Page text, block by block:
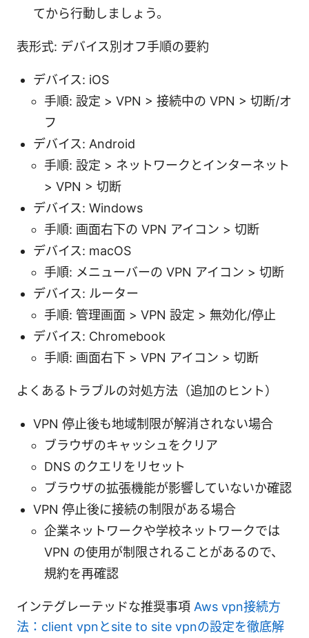
てから行動しましょう。
表形式: デバイス別オフ手順の要約
デバイス: iOS
手順: 設定 > VPN > 接続中の VPN > 切断/オ
フ
デバイス: Android
手順: 設定 > ネットワークとインターネット
> VPN > 切断
デバイス: Windows
手順: 画面右下の VPN アイコン > 切断
デバイス: macOS
手順: メニューバーの VPN アイコン > 切断
デバイス: ルーター
手順: 管理画面 > VPN 設定 > 無効化/停止
デバイス: Chromebook
手順: 画面右下 > VPN アイコン > 切断
よくあるトラブルの対処方法（追加のヒント）
VPN 停止後も地域制限が解消されない場合
ブラウザのキャッシュをクリア
DNS のクエリをリセット
ブラウザの拡張機能が影響していないか確認
VPN 停止後に接続の制限がある場合
企業ネットワークや学校ネットワークでは
VPN の使用が制限されることがあるので、
規約を再確認
インテグレーテッドな推奨事項 Aws vpn接続方
法：client vpnとsite to site vpnの設定を徹底解